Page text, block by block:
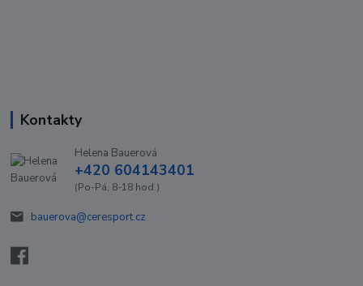
Kontakty
Helena Bauerová
+420 604143401
(Po-Pá, 8-18 hod.)
bauerova@ceresport.cz